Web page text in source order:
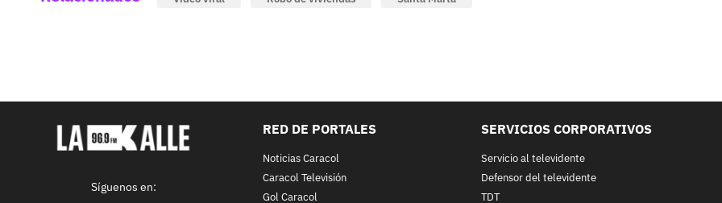
Síguenos en:
RED DE PORTALES
Noticias Caracol
Caracol Televisión
Gol Caracol
SERVICIOS CORPORATIVOS
Servicio al televidente
Defensor del televidente
TDT